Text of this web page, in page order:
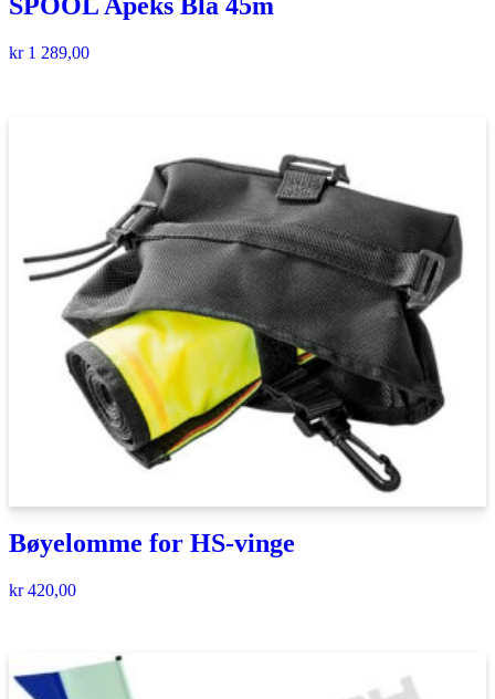
SPOOL Apeks Blå 45m
kr1 289,00
Bøyelomme for HS-vinge
kr420,00